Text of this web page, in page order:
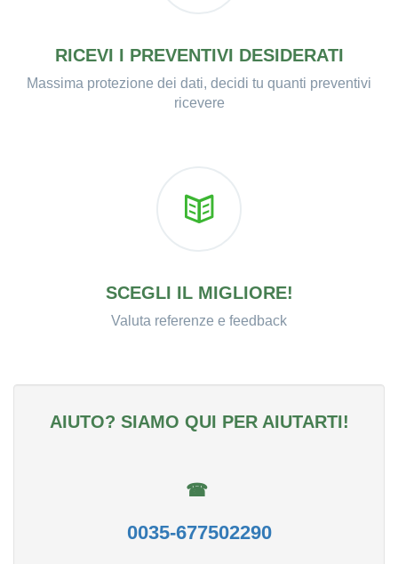
RICEVI I PREVENTIVI DESIDERATI
Massima protezione dei dati, decidi tu quanti preventivi
ricevere
SCEGLI IL MIGLIORE!
Valuta referenze e feedback
AIUTO? SIAMO QUI PER AIUTARTI!
☎
0035-677502290